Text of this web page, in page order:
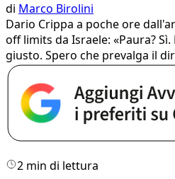
di Marco Birolini
Dario Crippa a poche ore
off limits da Israele: «Paura?
giusto. Spero che prevalga il
2 min di lettura